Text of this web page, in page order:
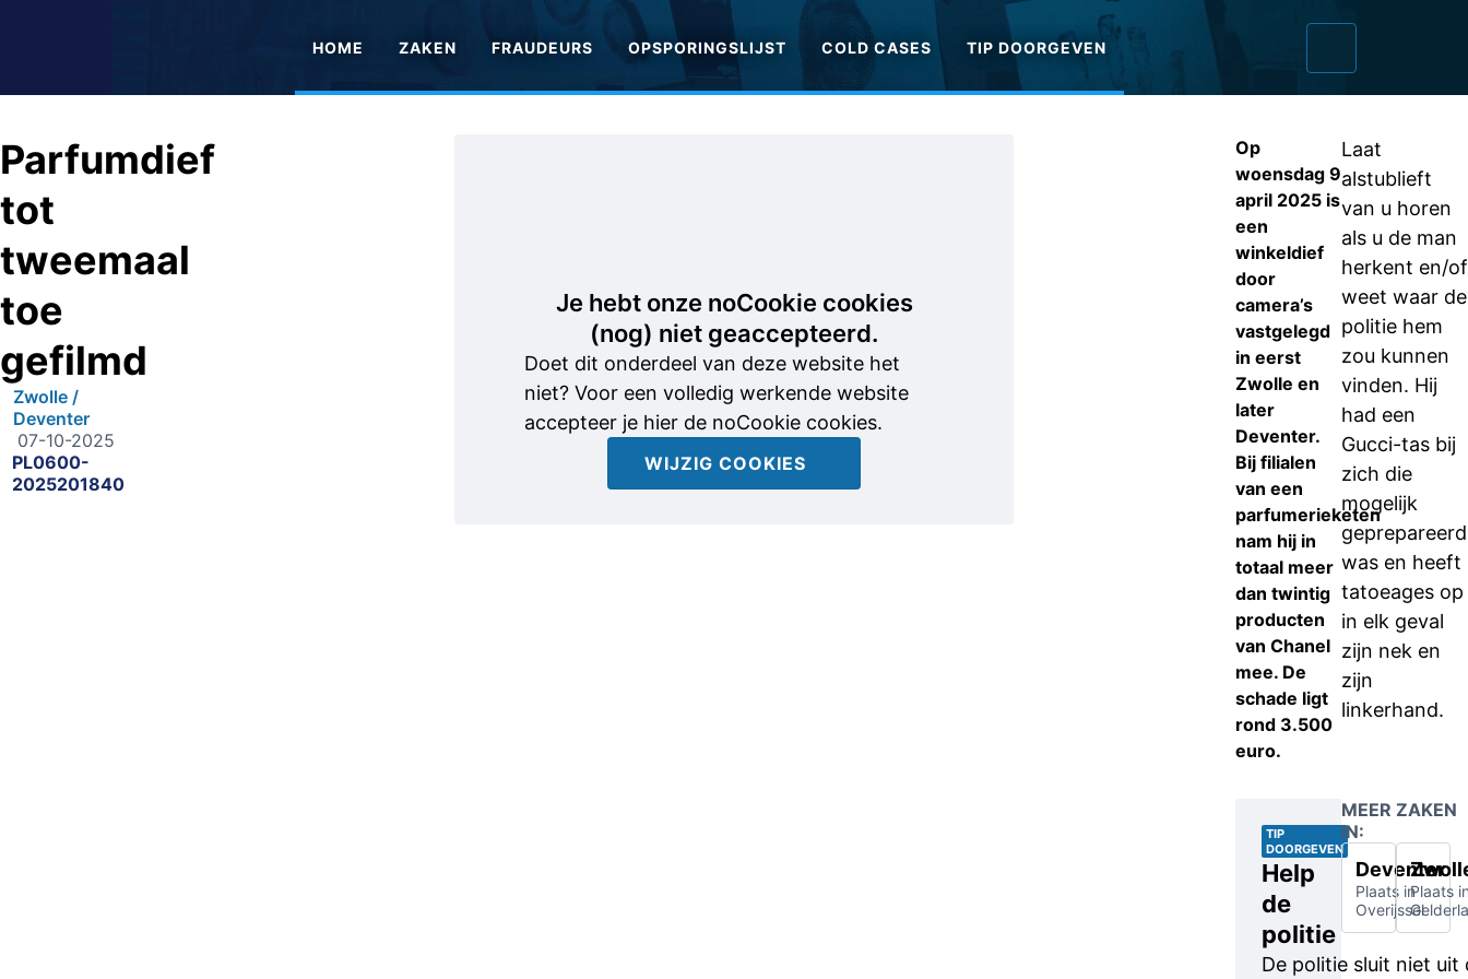
HOME ZAKEN FRAUDEURS OPSPORINGSLIJST COLD CASES TIP DOORGEVEN
Parfumdief
tot
tweemaal
toe
gefilmd
Zwolle /
Deventer
07-10-2025
PL0600-
2025201840
Je hebt onze noCookie cookies
(nog) niet geaccepteerd.
Doet dit onderdeel van deze website het
niet? Voor een volledig werkende website
accepteer je hier de noCookie cookies.
WIJZIG COOKIES
Op
woensdag 9
april 2025 is
een
winkeldief
door
camera’s
vastgelegd
in eerst
Zwolle en
later
Deventer.
Bij filialen
van een
parfumerieketen
nam hij in
totaal meer
dan twintig
producten
van Chanel
mee. De
schade ligt
rond 3.500
euro.
Laat
alstublieft
van u horen
als u de man
herkent en/of
weet waar de
politie hem
zou kunnen
vinden. Hij
had een
Gucci-tas bij
zich die
mogelijk
geprepareerd
was en heeft
tatoeages op
in elk geval
zijn nek en
zijn
linkerhand.
TIP
DOORGEVEN
Help
de
politie
De politie sluit niet
MEER ZAKEN
IN:
Deventer
Plaats in
Overijssel
Plaats